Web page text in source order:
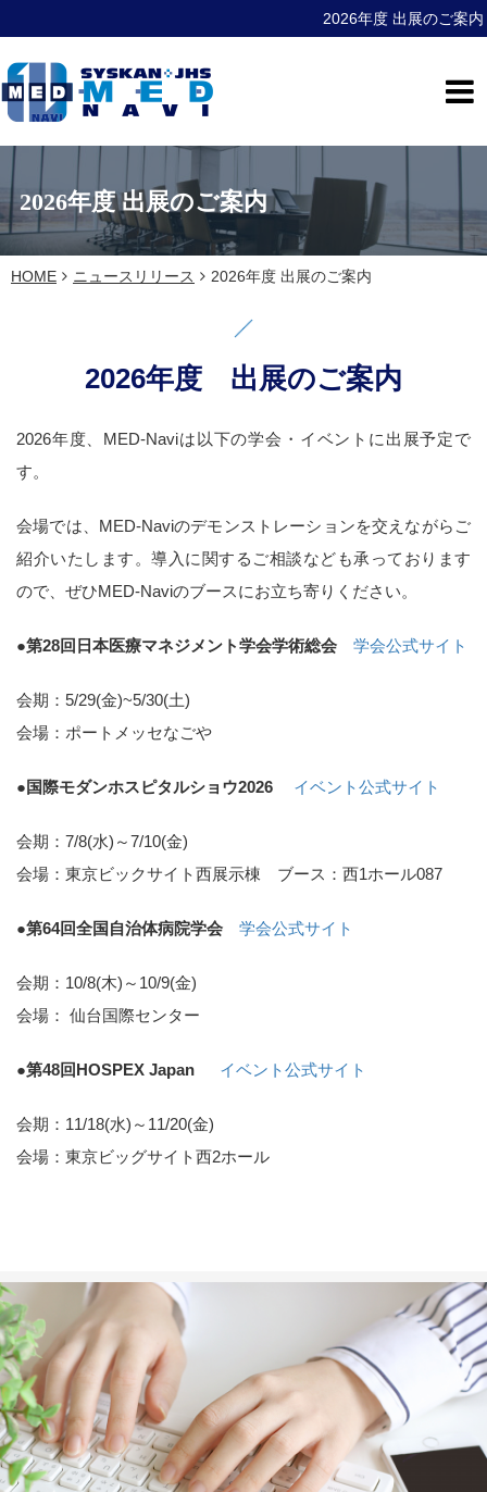
2026年度 出展のご案内
2026年度 出展のご案内
HOME ニュースリリース 2026年度 出展のご案内
2026年度 出展のご案内
2026年度、MED-Naviは以下の学会・イベントに出展予定で
す。
会場では、MED-Naviのデモンストレーションを交えながらご
紹介いたします。導入に関するご相談なども承っております
ので、ぜひMED-Naviのブースにお立ち寄りください。
●第28回日本医療マネジメント学会学術総会 学会公式サイト
会期：5/29(金)~5/30(土)
会場：ポートメッセなごや
●国際モダンホスピタルショウ2026 イベント公式サイト
会期：7/8(水)～7/10(金)
会場：東京ビックサイト西展示棟 ブース：西1ホール087
●第64回全国自治体病院学会 学会公式サイト
会期：10/8(木)～10/9(金)
会場： 仙台国際センター
●第48回HOSPEX Japan イベント公式サイト
会期：11/18(水)～11/20(金)
会場：東京ビッグサイト西2ホール